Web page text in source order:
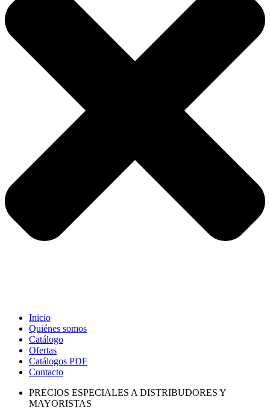
Inicio
Quiénes somos
Catálogo
Ofertas
Catálogos PDF
Contacto
PRECIOS ESPECIALES A DISTRIBUDORES Y
MAYORISTAS